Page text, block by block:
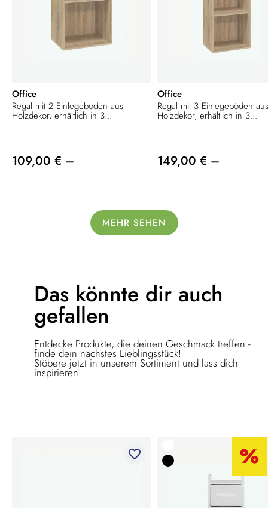
Office
Regal mit 2 Einlegeböden aus
Holzdekor, erhältlich in 3...
109,00 € –
Office
Regal mit 3 Einlegeböden
Holzdekor, erhältlich in 3...
149,00 € –
MEHR SEHEN
Das könnte dir auch
gefallen
Entdecke Produkte, die deinen Geschmack treffen -
finde dein nächstes Lieblingsstück!
Stöbere jetzt in unserem Sortiment und lass dich
inspirieren!
favorite_border